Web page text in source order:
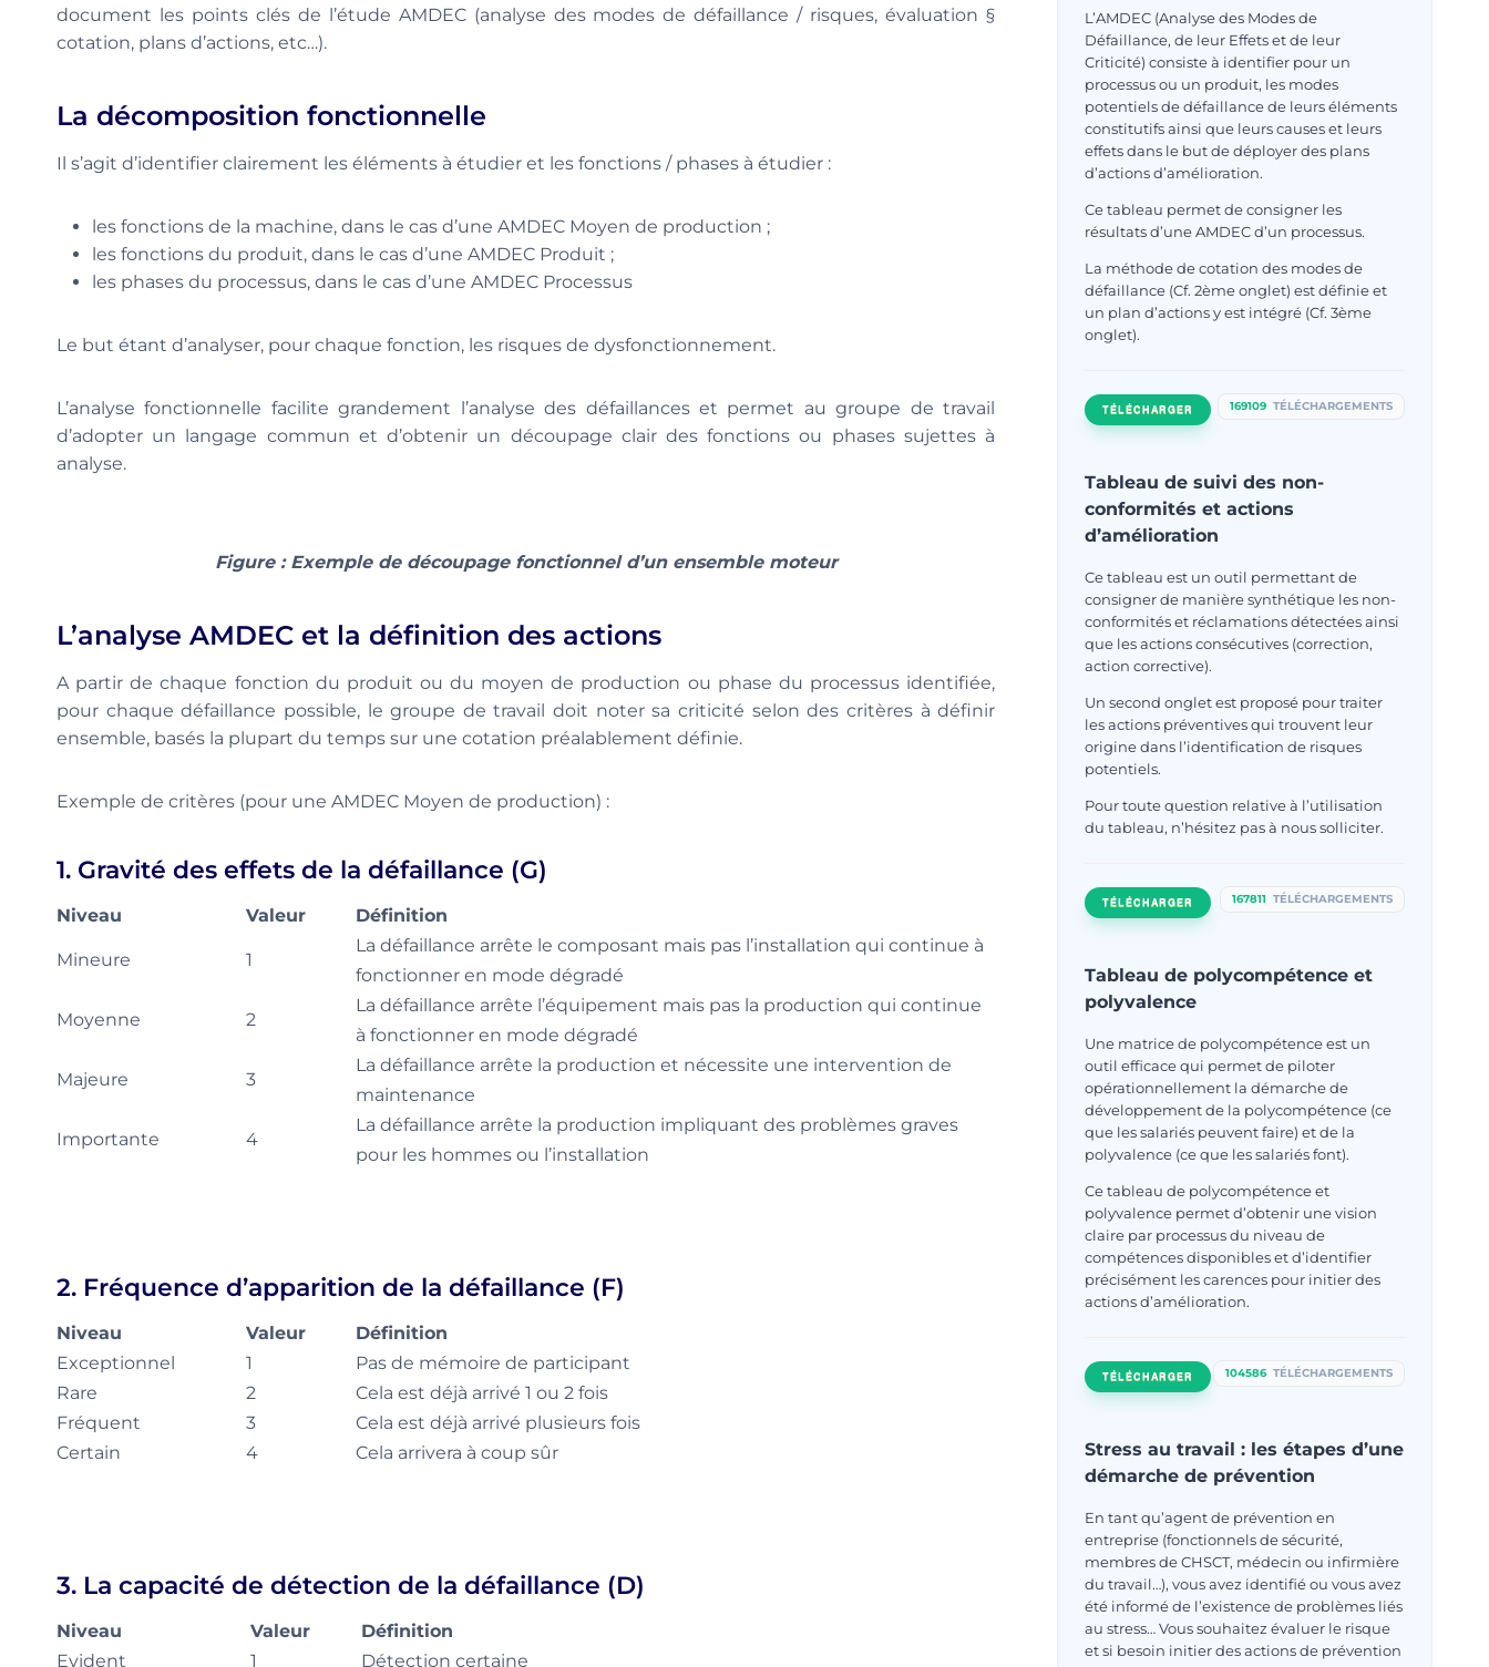
document les points clés de l’étude AMDEC (analyse des modes de défaillance / risques, évaluation §
cotation, plans d’actions, etc…).
La décomposition fonctionnelle
Il s’agit d’identifier clairement les éléments à étudier et les fonctions / phases à étudier :
les fonctions de la machine, dans le cas d’une AMDEC Moyen de production ;
les fonctions du produit, dans le cas d’une AMDEC Produit ;
les phases du processus, dans le cas d’une AMDEC Processus
Le but étant d’analyser, pour chaque fonction, les risques de dysfonctionnement.
L’analyse fonctionnelle facilite grandement l’analyse des défaillances et permet au groupe de travail
d’adopter un langage commun et d’obtenir un découpage clair des fonctions ou phases sujettes à
analyse.
Figure : Exemple de découpage fonctionnel d’un ensemble moteur
L’analyse AMDEC et la définition des actions
A partir de chaque fonction du produit ou du moyen de production ou phase du processus identifiée,
pour chaque défaillance possible, le groupe de travail doit noter sa criticité selon des critères à définir
ensemble, basés la plupart du temps sur une cotation préalablement définie.
Exemple de critères (pour une AMDEC Moyen de production) :
1. Gravité des effets de la défaillance (G)
Niveau Valeur Définition
Mineure 1
La défaillance arrête le composant mais pas l’installation qui continue à
fonctionner en mode dégradé
Moyenne 2
La défaillance arrête l’équipement mais pas la production qui continue
à fonctionner en mode dégradé
Majeure 3
La défaillance arrête la production et nécessite une intervention de
maintenance
Importante 4
La défaillance arrête la production impliquant des problèmes graves
pour les hommes ou l’installation
2. Fréquence d’apparition de la défaillance (F)
Niveau Valeur
Définition
Exceptionnel
1
Pas de mémoire de participant
Rare
2
Cela est déjà arrivé 1 ou 2 fois
Fréquent
3
Cela est déjà arrivé plusieurs fois
Certain
4 Cela arrivera à coup sûr
3. La capacité de détection de la défaillance (D)
Niveau Valeur
Définition
Evident
1 Détection certaine
L’AMDEC (Analyse des Modes de
Défaillance, de leur Effets et de leur
Criticité) consiste à identifier pour un
processus ou un produit, les modes
potentiels de défaillance de leurs éléments
constitutifs ainsi que leurs causes et leurs
effets dans le but de déployer des plans
d’actions d’amélioration.
Ce tableau permet de consigner les
résultats d’une AMDEC d’un processus.
La méthode de cotation des modes de
défaillance (Cf. 2ème onglet) est définie et
un plan d’actions y est intégré (Cf. 3ème
onglet).
TÉLÉCHARGER 169109 TÉLÉCHARGEMENTS
Tableau de suivi des non-
conformités et actions
d’amélioration
Ce tableau est un outil permettant de
consigner de manière synthétique les non-
conformités et réclamations détectées ainsi
que les actions consécutives (correction,
action corrective).
Un second onglet est proposé pour traiter
les actions préventives qui trouvent leur
origine dans l’identification de risques
potentiels.
Pour toute question relative à l’utilisation
du tableau, n’hésitez pas à nous solliciter.
TÉLÉCHARGER 167811 TÉLÉCHARGEMENTS
Tableau de polycompétence et
polyvalence
Une matrice de polycompétence est un
outil efficace qui permet de piloter
opérationnellement la démarche de
développement de la polycompétence (ce
que les salariés peuvent faire) et de la
polyvalence (ce que les salariés font).
Ce tableau de polycompétence et
polyvalence permet d’obtenir une vision
claire par processus du niveau de
compétences disponibles et d’identifier
précisément les carences pour initier des
actions d’amélioration.
TÉLÉCHARGER 104586 TÉLÉCHARGEMENTS
Stress au travail : les étapes d’une
démarche de prévention
En tant qu’agent de prévention en
entreprise (fonctionnels de sécurité,
membres de CHSCT, médecin ou infirmière
du travail…), vous avez identifié ou vous avez
été informé de l’existence de problèmes liés
au stress… Vous souhaitez évaluer le risque
et si besoin initier des actions de prévention